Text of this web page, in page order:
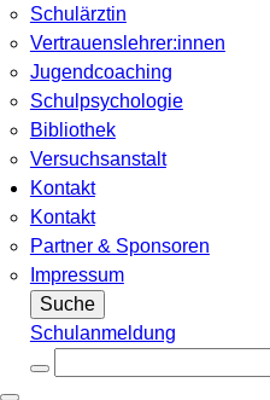
Schulärztin
Vertrauenslehrer:innen
Jugendcoaching
Schulpsychologie
Bibliothek
Versuchsanstalt
Kontakt
Kontakt
Partner & Sponsoren
Impressum
Suche
Schulanmeldung